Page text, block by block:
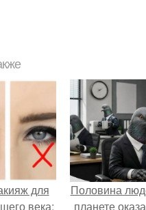
для
века:
Половина
планете